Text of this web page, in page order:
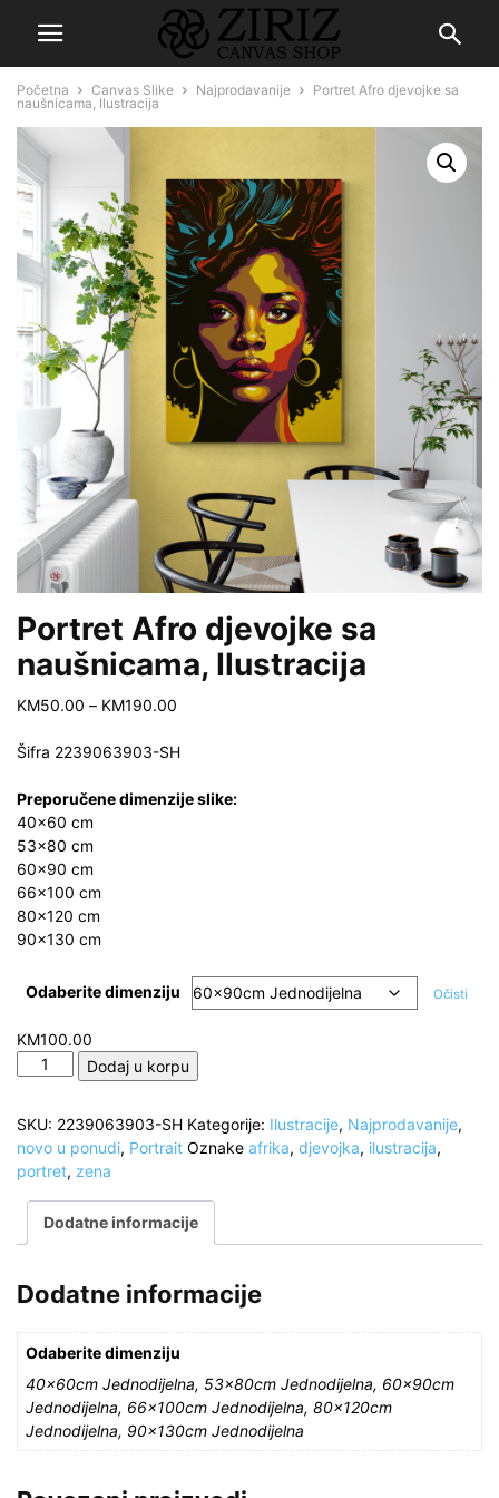
Početna Canvas Slike Najprodavanije
Portret Afro djevojke sa
naušnicama, Ilustracija
Portret Afro djevojke sa
naušnicama, Ilustracija
KM50.00 – KM190.00
KM50.00
KM190.00
Šifra 2239063903-SH
Preporučene dimenzije slike:
40×60 cm
53×80 cm
60×90 cm
66×100 cm
80×120 cm
90×130 cm
Odaberite dimenziju Očisti
KM100.00
Portret
sa
naušnicama,
Ilustracija
količina
Dodaj u korpu
SKU: 2239063903-SH Kategorije: Ilustracije, Najprodavanije,
novo u ponudi, Portrait Oznake afrika, djevojka, ilustracija,
portret, zena
Dodatne informacije
Dodatne informacije
Odaberite dimenziju
40x60cm Jednodijelna, 53x80cm Jednodijelna, 60x90cm
Jednodijelna, 66x100cm Jednodijelna, 80x120cm
Jednodijelna, 90x130cm Jednodijelna